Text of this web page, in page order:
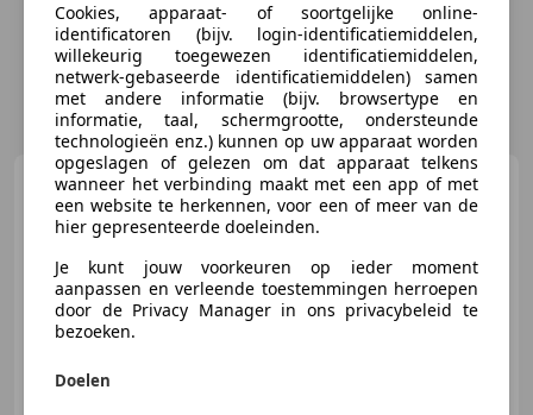
Renault TwingoZ.E. R80
Intens | SOH 96% | Camera |
Apple CarPlay
€ 12.950 1
Cookies, apparaat- of soortgelijke online-
identificatoren (bijv. login-identificatiemiddelen,
willekeurig toegewezen identificatiemiddelen,
netwerk-gebaseerde identificatiemiddelen) samen
met andere informatie (bijv. browsertype en
informatie, taal, schermgrootte, ondersteunde
technologieën enz.) kunnen op uw apparaat worden
opgeslagen of gelezen om dat apparaat telkens
wanneer het verbinding maakt met een app of met
een website te herkennen, voor een of meer van de
hier gepresenteerde doeleinden.
Je kunt jouw voorkeuren op ieder moment
aanpassen en verleende toestemmingen herroepen
door de Privacy Manager in ons privacybeleid te
bezoeken.
Doelen